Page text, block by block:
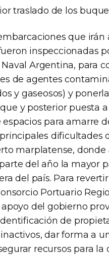
traslado de los
que irán
inspeccionadas
Argentina, para
de agentes
y gaseosos) y
y posterior puesta a
espacios para amarre
dificultades
marplatense, donde
del año la mayor
del país. Para
Portuario
del gobierno
de
dar forma a
recursos para la